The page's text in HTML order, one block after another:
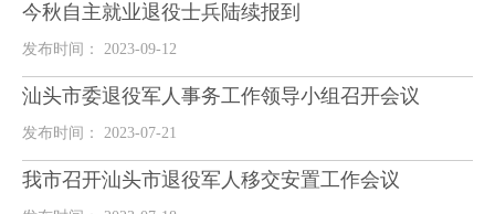
今秋自主就业退役士兵陆续报到
发布时间： 2023-09-12
汕头市委退役军人事务工作领导小组召开会议
发布时间： 2023-07-21
我市召开汕头市退役军人移交安置工作会议